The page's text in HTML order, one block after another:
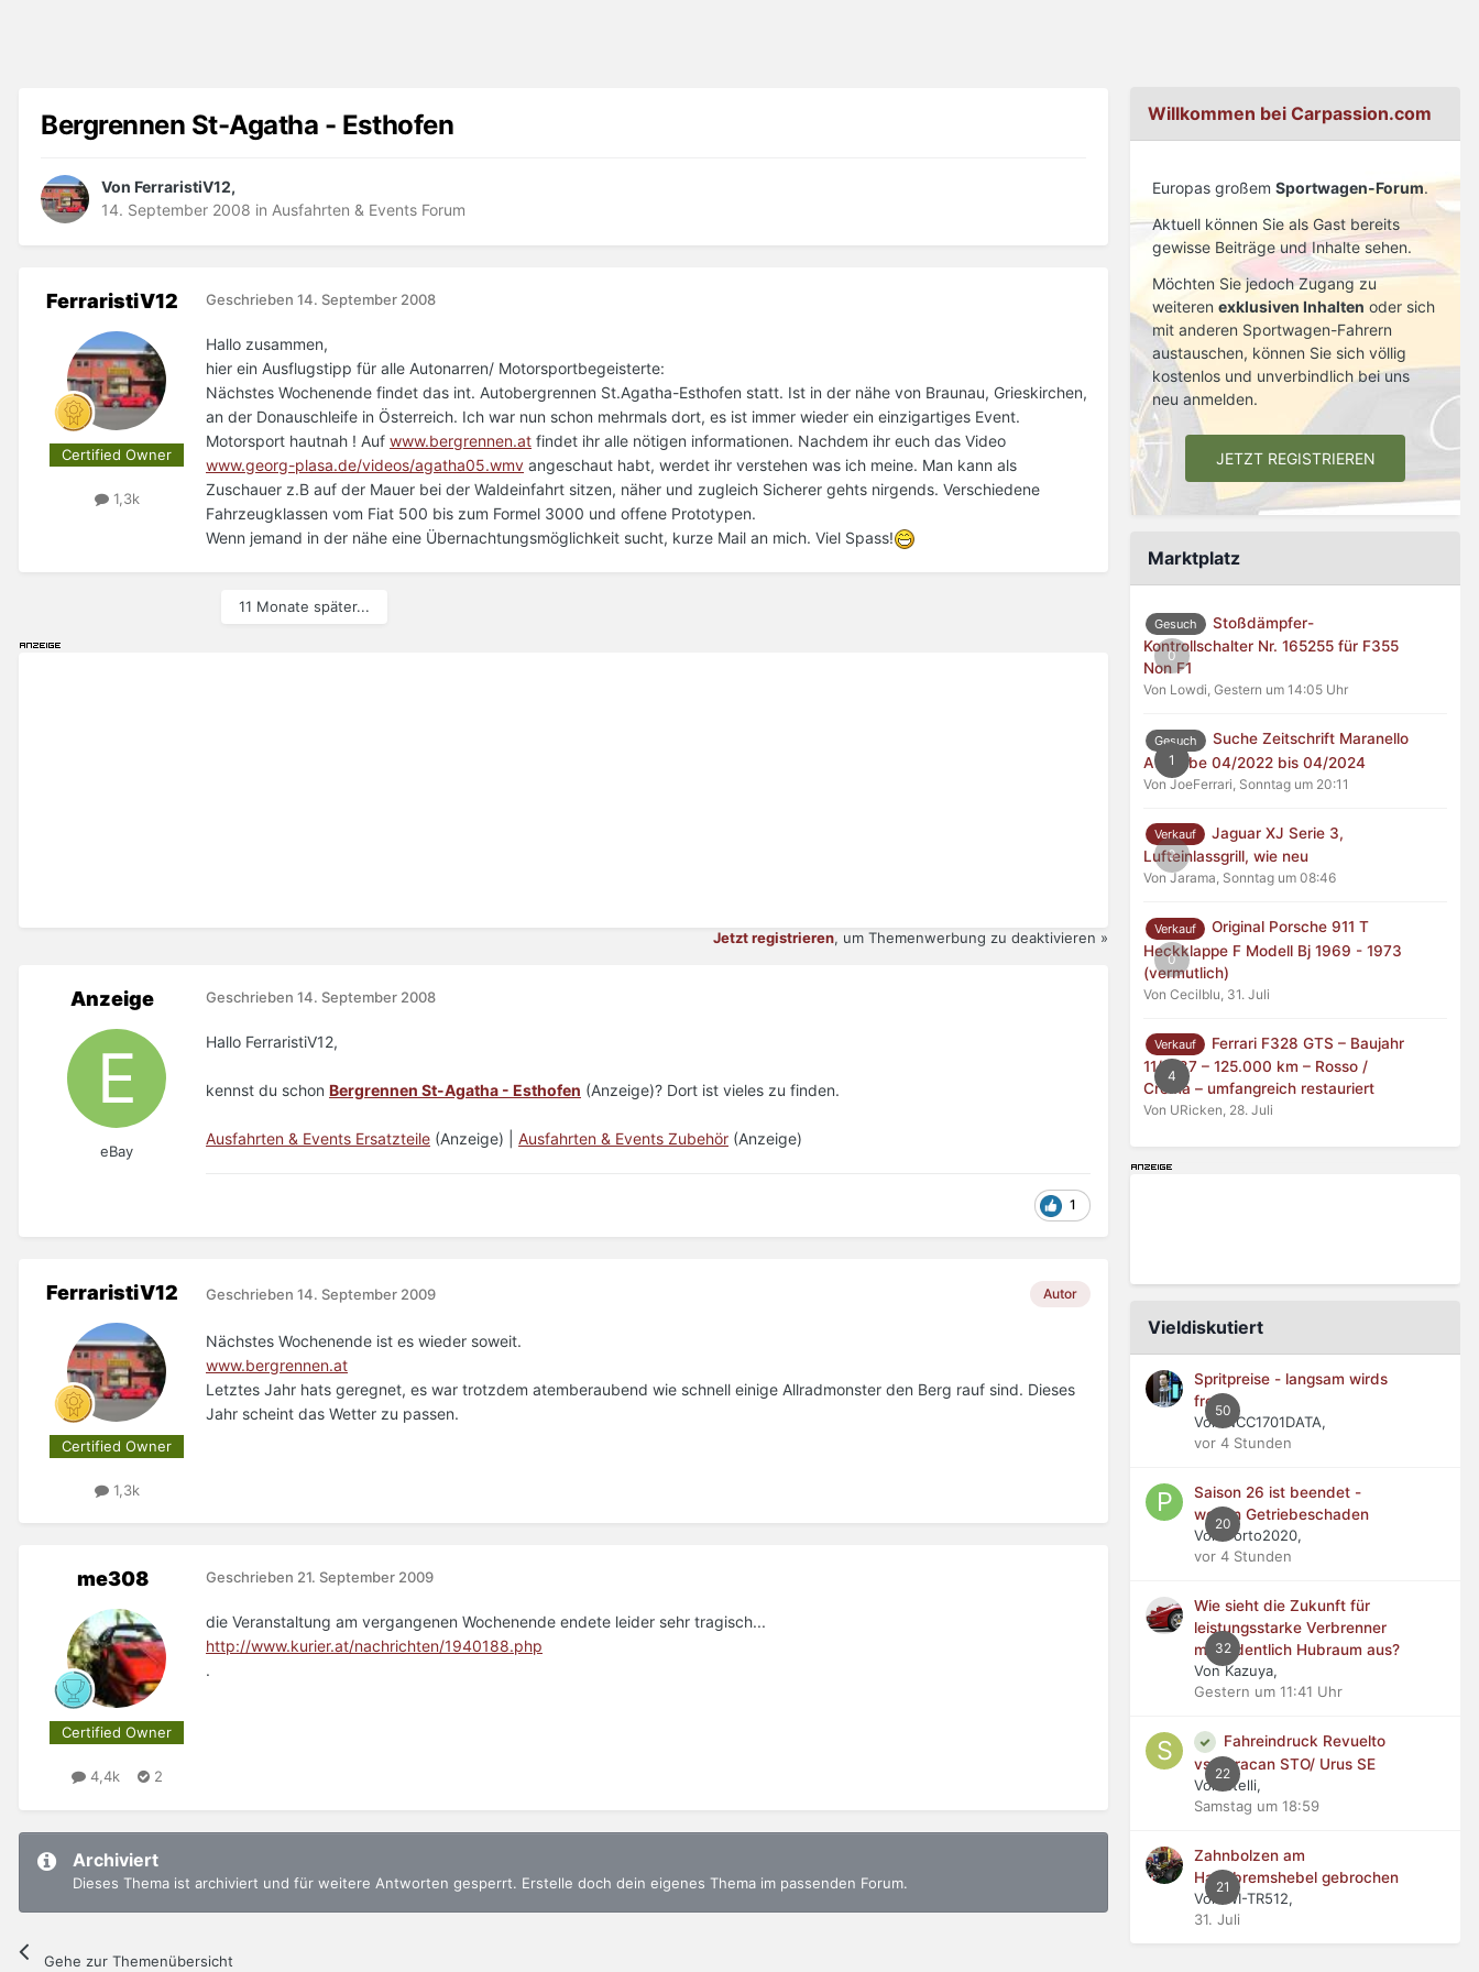
Bergrennen St-Agatha - Esthofen
Von FerraristiV12,
14. September 2008 in Ausfahrten & Events Forum
FerraristiV12
Certified Owner
1,3k
Geschrieben 14. September 2008
Hallo zusammen,
hier ein Ausflugstipp für alle Autonarren/ Motorsportbegeisterte:
Nächstes Wochenende findet das int. Autobergrennen St.Agatha-Esthofen statt. Ist in der nähe von Braunau, Grieskirchen,
an der Donauschleife in Österreich. Ich war nun schon mehrmals dort, es ist immer wieder ein einzigartiges Event.
Motorsport hautnah ! Auf www.bergrennen.at findet ihr alle nötigen informationen. Nachdem ihr euch das Video
www.georg-plasa.de/videos/agatha05.wmv angeschaut habt, werdet ihr verstehen was ich meine. Man kann als
Zuschauer z.B auf der Mauer bei der Waldeinfahrt sitzen, näher und zugleich Sicherer gehts nirgends. Verschiedene
Fahrzeugklassen vom Fiat 500 bis zum Formel 3000 und offene Prototypen.
Wenn jemand in der nähe eine Übernachtungsmöglichkeit sucht, kurze Mail an mich. Viel Spass!
11 Monate später...
Jetzt registrieren, um Themenwerbung zu deaktivieren »
Anzeige
eBay
Geschrieben 14. September 2008
Hallo FerraristiV12,
kennst du schon Bergrennen St-Agatha - Esthofen (Anzeige)? Dort ist vieles zu finden.
Ausfahrten & Events Ersatzteile (Anzeige) | Ausfahrten & Events Zubehör (Anzeige)
1
FerraristiV12
Certified Owner
1,3k
Autor
Geschrieben 14. September 2009
Nächstes Wochenende ist es wieder soweit.
www.bergrennen.at
Letztes Jahr hats geregnet, es war trotzdem atemberaubend wie schnell einige Allradmonster den Berg rauf sind. Dieses
Jahr scheint das Wetter zu passen.
me308
Certified Owner
4,4k 2
Geschrieben 21. September 2009
die Veranstaltung am vergangenen Wochenende endete leider sehr tragisch...
http://www.kurier.at/nachrichten/1940188.php
.
Archiviert
Dieses Thema ist archiviert und für weitere Antworten gesperrt. Erstelle doch dein eigenes Thema im passenden Forum.
Gehe zur Themenübersicht
Willkommen bei Carpassion.com
Europas großem Sportwagen-Forum.
Aktuell können Sie als Gast bereits
gewisse Beiträge und Inhalte sehen.
Möchten Sie jedoch Zugang zu
weiteren exklusiven Inhalten oder sich
mit anderen Sportwagen-Fahrern
austauschen, können Sie sich völlig
kostenlos und unverbindlich bei uns
neu anmelden.
JETZT REGISTRIEREN
Marktplatz
0
Gesuch
Stoßdämpfer-
Kontrollschalter Nr. 165255 für F355
Non F1
Von Lowdi, Gestern um 14:05 Uhr
1
Gesuch
Suche Zeitschrift Maranello
Ausgabe 04/2022 bis 04/2024
Von JoeFerrari, Sonntag um 20:11
0
Verkauf
Jaguar XJ Serie 3,
Lufteinlassgrill, wie neu
Von Jarama, Sonntag um 08:46
0
Verkauf
Original Porsche 911 T
Heckklappe F Modell Bj 1969 - 1973
(vermutlich)
Von Cecilblu, 31. Juli
4
Verkauf
Ferrari F328 GTS – Baujahr
11/1987 – 125.000 km – Rosso /
Crema – umfangreich restauriert
Von URicken, 28. Juli
Vieldiskutiert
50
Spritpreise - langsam wirds
frech
Von NCC1701DATA,
vor 4 Stunden
20
Saison 26 ist beendet -
wegen Getriebeschaden
Von Porto2020,
vor 4 Stunden
32
Wie sieht die Zukunft für
leistungsstarke Verbrenner
mit ordentlich Hubraum aus?
Von Kazuya,
Gestern um 11:41 Uhr
22
Fahreindruck Revuelto
vs Huracan STO/ Urus SE
Von stelli,
Samstag um 18:59
21
Zahnbolzen am
Handbremshebel gebrochen
Von WI-TR512,
31. Juli